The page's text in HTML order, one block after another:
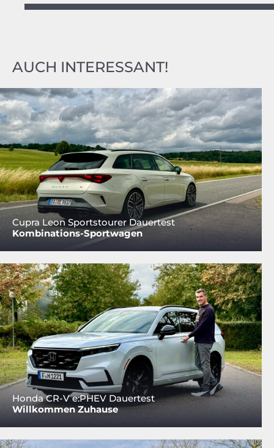
AUCH INTERESSANT!
Cupra Leon Sportstourer Dauertest
Kombinations-Sportwagen
Honda CR-V e:PHEV Dauertest
Willkommen Zuhause